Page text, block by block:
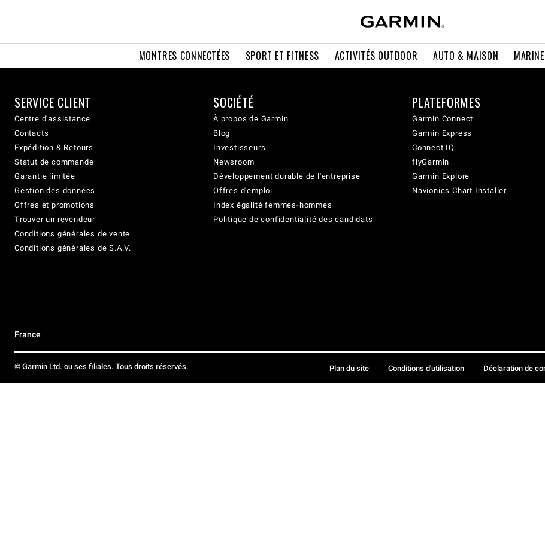
MONTRES CONNECTÉES SPORT ET FITNESS ACTIVITÉS OUTDOOR AUTO & MAISON MARINE
SERVICE CLIENT
Centre d'assistance
Contacts
Expédition & Retours
Statut de commande
Garantie limitée
Gestion des données
Offres et promotions
Trouver un revendeur
Conditions générales de vente
Conditions générales de S.A.V.
SOCIÉTÉ
À propos de Garmin
Blog
Investisseurs
Newsroom
Développement durable de l'entreprise
Offres d'emploi
Index égalité femmes-hommes
Politique de confidentialité des candidats
PLATEFORMES
Garmin Connect
Garmin Express
Connect IQ
flyGarmin
Garmin Explore
Navionics Chart Installer
France
© Garmin Ltd. ou ses filiales. Tous droits réservés. Plan du site Conditions d'utilisation Déclaration de